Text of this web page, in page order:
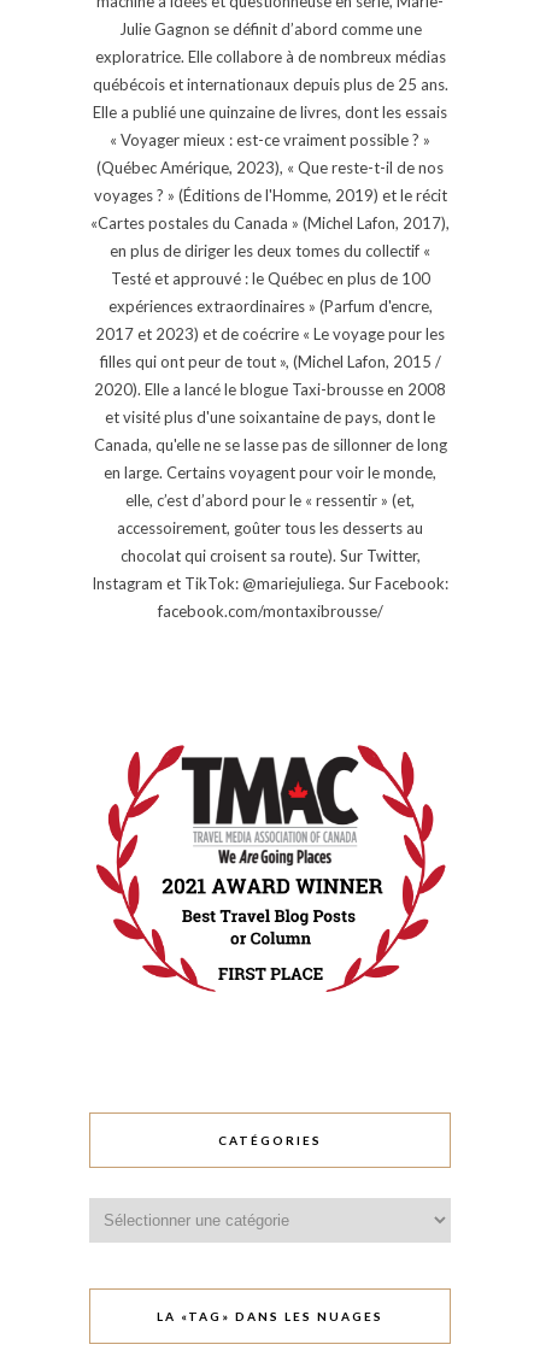
Julie Gagnon se définit d’abord comme une
exploratrice. Elle collabore à de nombreux médias
québécois et internationaux depuis plus de 25 ans.
Elle a publié une quinzaine de livres, dont les essais
« Voyager mieux : est-ce vraiment possible ? »
(Québec Amérique, 2023), « Que reste-t-il de nos
voyages ? » (Éditions de l'Homme, 2019) et le récit
«Cartes postales du Canada » (Michel Lafon, 2017),
en plus de diriger les deux tomes du collectif «
Testé et approuvé : le Québec en plus de 100
expériences extraordinaires » (Parfum d'encre,
2017 et 2023) et de coécrire « Le voyage pour les
filles qui ont peur de tout », (Michel Lafon, 2015 /
2020). Elle a lancé le blogue Taxi-brousse en 2008
et visité plus d'une soixantaine de pays, dont le
Canada, qu'elle ne se lasse pas de sillonner de long
en large. Certains voyagent pour voir le monde,
elle, c’est d’abord pour le « ressentir » (et,
accessoirement, goûter tous les desserts au
chocolat qui croisent sa route). Sur Twitter,
Instagram et TikTok: @mariejuliega. Sur Facebook:
facebook.com/montaxibrousse/
CATÉGORIES
LA «TAG» DANS LES NUAGES